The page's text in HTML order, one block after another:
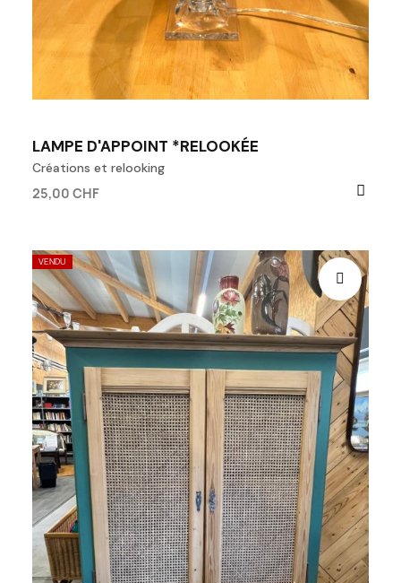
LAMPE D'APPOINT *RELOOKÉE
Créations et relooking
25,00 CHF
VENDU